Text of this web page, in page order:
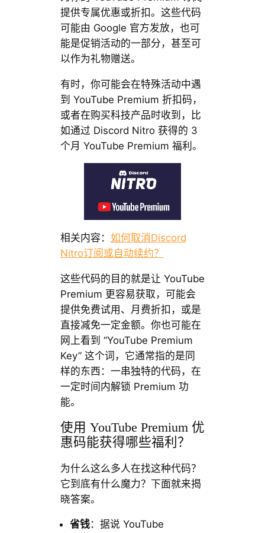
提供专属优惠或折扣。这些代码
可能由 Google 官方发放，也可
能是促销活动的一部分，甚至可
以作为礼物赠送。
有时，你可能会在特殊活动中遇
到 YouTube Premium 折扣码，
或者在购买科技产品时收到，比
如通过 Discord Nitro 获得的 3
个月 YouTube Premium 福利。
相关内容： 如何取消Discord
Nitro订阅或自动续约？
这些代码的目的就是让 YouTube
Premium 更容易获取，可能会
提供免费试用、月费折扣，或是
直接减免一定金额。你也可能在
网上看到 “YouTube Premium
Key” 这个词，它通常指的是同
样的东西：一串独特的代码，在
一定时间内解锁 Premium 功
能。
使用 YouTube Premium 优
惠码能获得哪些福利？
为什么这么多人在找这种代码？
它到底有什么魔力？下面就来揭
晓答案。
省钱：据说 YouTube